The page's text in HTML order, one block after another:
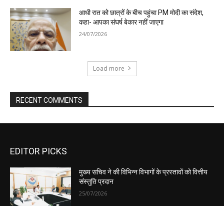
EDITOR PICKS
मुख्य सचिव ने की विभिन्न विभागों के प्रस्तावों को वित्तीय
संस्तुति प्रदान
25/07/2026